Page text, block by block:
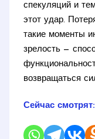
спекуляций и
этот удар.
такие моменты
зрелость —
возвращаться
Сейчас смотрят: